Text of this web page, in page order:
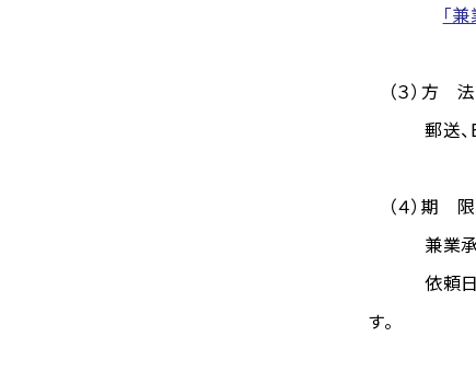
「
（３）方 法
郵送、E-
（４）期 限
兼業承
依頼日か
す。